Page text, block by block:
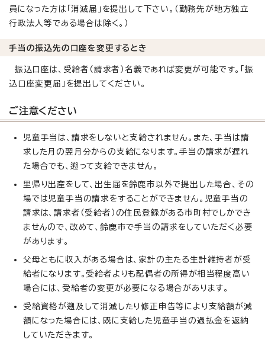
員になった方は「消滅届」を提出して下さい。（勤務先が地方独立
行政法人等である場合は除く。）
手当の振込先の口座を変更するとき
振込口座は、受給者（請求者）名義であれば変更が可能です。「振
込口座変更届」を提出してください。
ご注意ください
児童手当は、請求をしないと支給されません。また、手当は請
求した月の翌月分からの支給になります。手当の請求が遅れ
た場合でも、遡って支給できません。
里帰り出産をして、出生届を鈴鹿市以外で提出した場合、その
場では児童手当の請求をすることができません。児童手当の
請求は、請求者（受給者）の住民登録がある市町村でしかでき
ませんので、改めて、鈴鹿市で手当の請求をしていただく必要
があります。
父母ともに収入がある場合は、家計の主たる生計維持者が受
給者になります。受給者よりも配偶者の所得が相当程度高い
場合には、受給者の変更が必要になる場合があります。
受給資格が遡及して消滅したり修正申告等により支給額が減
額になった場合には、既に支給した児童手当の過払金を返納
していただきます。